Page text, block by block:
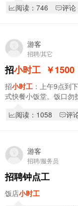
阅读：746
评论
游客
招聘/其它
招小时工 ￥1500
招小时工 ：上午9点到
式快餐小饭堂。饭口
阅读：1058
评
游客
招聘/服务员
招聘钟点工
饭店小时工